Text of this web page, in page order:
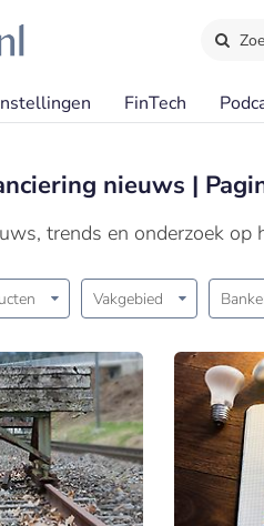
FinTech
nieuws |
trends en onderzoek
Vakgebied